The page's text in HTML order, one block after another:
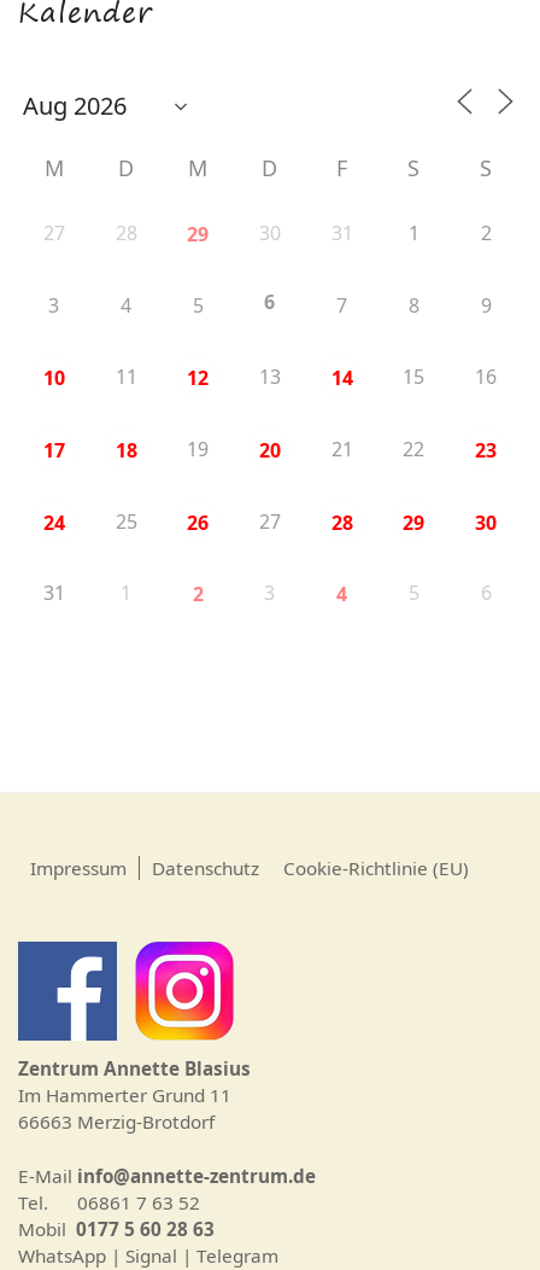
Kalender
M D M D F S S
27 28 29 30 31 1 2
3 4 5 6 7 8 9
10 11 12 13 14 15 16
17 18 19 20 21 22 23
24 25 26 27 28 29 30
31 1 2 3 4 5 6
Impressum Datenschutz Cookie-Richtlinie (EU)
Zentrum Annette Blasius
Im Hammerter Grund 11
66663 Merzig-Brotdorf
E-Mail info@annette-zentrum.de
Tel. 06861 7 63 52
Mobil 0177 5 60 28 63
WhatsApp | Signal | Telegram